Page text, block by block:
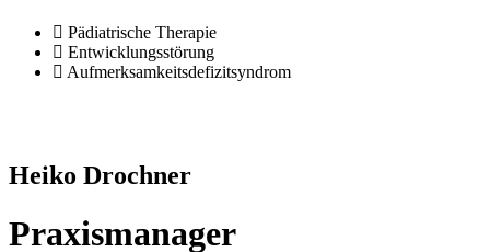
Pädiatrische Therapie
Entwicklungsstörung
Aufmerksamkeitsdefizitsyndrom
Heiko Drochner
Praxismanager